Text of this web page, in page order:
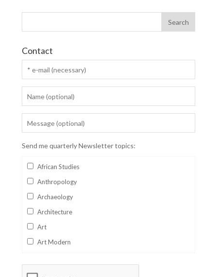
Contact
Send me quarterly Newsletter topics:
African Studies
Anthropology
Archaeology
Architecture
Art
Art Modern
Business